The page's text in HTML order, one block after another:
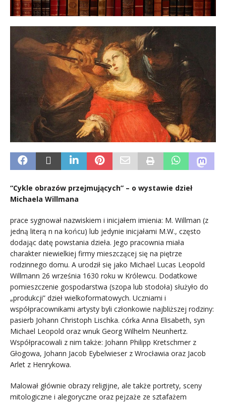
“Cykle obrazów przejmujących” – o wystawie dzieł
Michaela Willmana
prace sygnował nazwiskiem i inicjałem imienia: M. Willman (z
jedną literą n na końcu) lub jedynie inicjałami M.W., często
dodając datę powstania dzieła. Jego pracownia miała
charakter niewielkiej firmy mieszczącej się na piętrze
rodzinnego domu. A urodził się jako Michael Lucas Leopold
Willmann 26 września 1630 roku w Królewcu. Dodatkowe
pomieszczenie gospodarstwa (szopa lub stodoła) służyło do
„produkcji” dzieł wielkoformatowych. Uczniami i
współpracownikami artysty byli członkowie najbliższej rodziny:
pasierb Johann Christoph Lischka. córka Anna Elisabeth, syn
Michael Leopold oraz wnuk Georg Wilhelm Neunhertz.
Współpracowali z nim także: Johann Philipp Kretschmer z
Głogowa, Johann Jacob Eybelwieser z Wrocławia oraz Jacob
Arlet z Henrykowa.
Malował głównie obrazy religijne, ale także portrety, sceny
mitologiczne i alegoryczne oraz pejzaże ze sztafażem